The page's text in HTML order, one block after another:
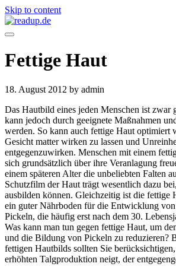
Skip to content
Fettige Haut
18. August 2012 by admin
Das Hautbild eines jeden Menschen ist zwar
kann jedoch durch geeignete Maßnahmen
werden. So kann auch fettige Haut optimiert
Gesicht matter wirken zu lassen und
entgegenzuwirken. Menschen mit einem
sich grundsätzlich über ihre Veranlagung
einem späteren Alter die unbeliebten Falten
Schutzfilm der Haut trägt wesentlich dazu
ausbilden können. Gleichzeitig ist die fettige
ein guter Nährboden für die Entwicklung
Pickeln, die häufig erst nach dem 30.
Was kann man tun gegen fettige Haut, um
und die Bildung von Pickeln zu reduzieren?
fettigen Hautbilds sollten Sie
erhöhten Talgproduktion neigt, der